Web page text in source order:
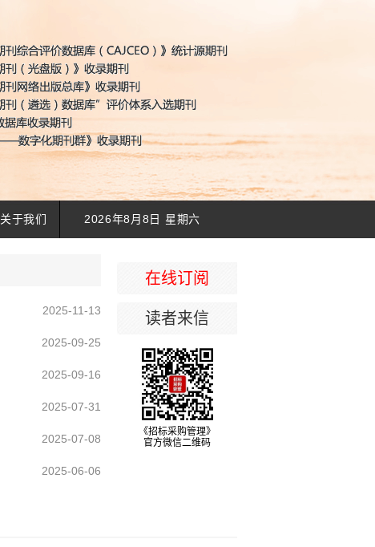
关于我们 2026年8月8日 星期六
2025-11-13
2025-09-25
2025-09-16
2025-07-31
2025-07-08
2025-06-06
在线订阅
读者来信
《招标采购管理》
官方微信二维码